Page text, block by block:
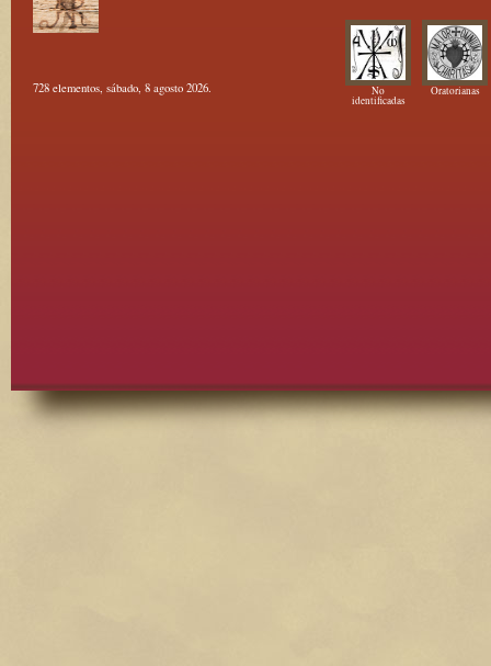
728 elementos, sábado, 8 agosto 2026. No
identificadas
Oratorianas